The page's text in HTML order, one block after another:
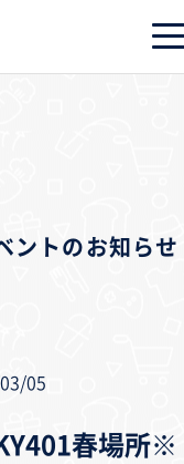
ントのお知らせ
05
春場所※